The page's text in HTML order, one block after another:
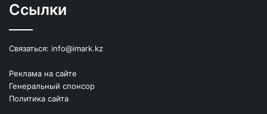
Ссылки
Связаться: info@imark.kz
Реклама на сайте
Генеральный спонсор
Политика сайта